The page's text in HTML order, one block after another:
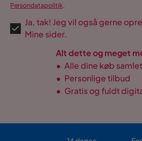
Persondatapolitik.
Ja, tak! Jeg vil også gerne
Mine sider.
Alt dette og meget
• Alle dine køb
• Personlige tilbud
• Gratis og fuldt